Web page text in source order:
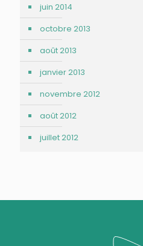
juin 2014
octobre 2013
août 2013
janvier 2013
novembre 2012
août 2012
juillet 2012